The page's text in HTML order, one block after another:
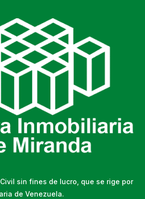
sin fines de lucro, que se rige por
de Venezuela.